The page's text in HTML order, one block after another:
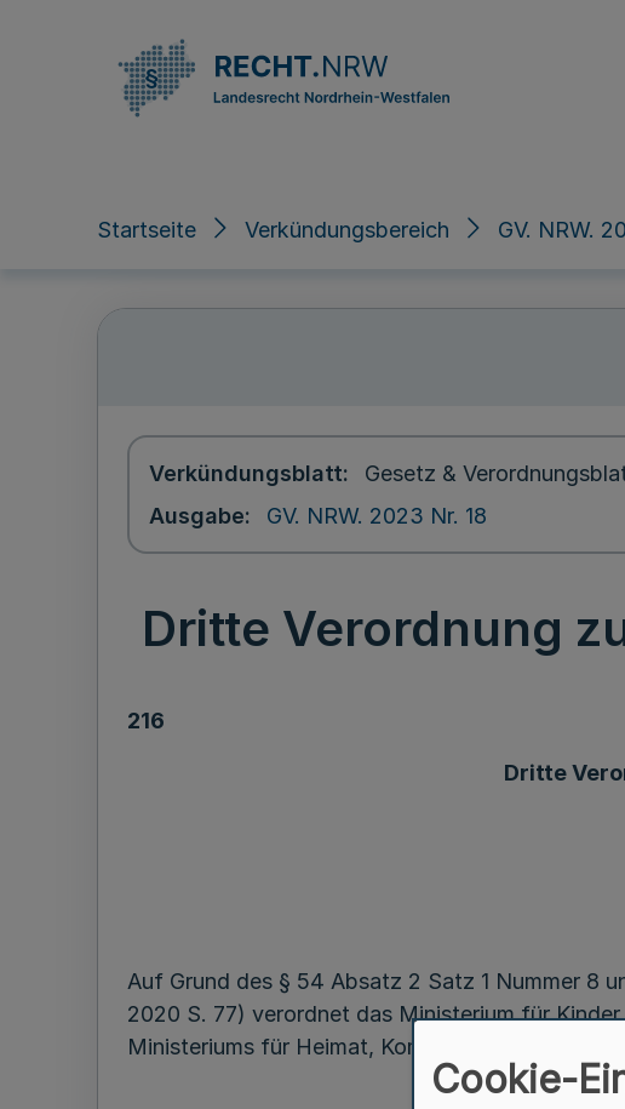
Startseite Verkündungsbereich GV. NRW.
Verkündungsblatt
Gesetz &
Ausgabe
GV. NRW. 2023 Nr. 18
Dritte Verordnung
216
Dritte
Auf Grund des § 54 Absatz 2 Satz 1 Nummer 8
2020 S. 77) verordnet das Ministerium für
Ministeriums für Heimat, Kommunales, Bau und
Cookie-